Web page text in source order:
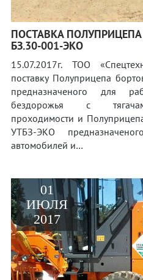
ПОСТАВКА
БЗ.30-001-ЭКО
15.07.2017г. ТОО
поставку Полуприцепа
предназначеного для
бездорожья с
проходимости и
УТБЗ-ЭКО
автомобилей и…
01
ИЮЛЯ
2017